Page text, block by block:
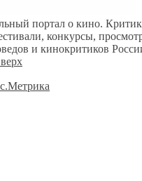
портал о кино.
конкурсы,
и кинокритиков